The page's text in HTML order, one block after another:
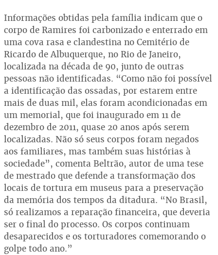
Informações obtidas pela família indicam que o
corpo de Ramires foi carbonizado e enterrado em
uma cova rasa e clandestina no Cemitério de
Ricardo de Albuquerque, no Rio de Janeiro,
localizada na década de 90, junto de outras
pessoas não identificadas. “Como não foi possível
a identificação das ossadas, por estarem entre
mais de duas mil, elas foram acondicionadas em
um memorial, que foi inaugurado em 11 de
dezembro de 2011, quase 20 anos após serem
localizadas. Não só seus corpos foram negados
aos familiares, mas também suas histórias à
sociedade”, comenta Beltrão, autor de uma tese
de mestrado que defende a transformação dos
locais de tortura em museus para a preservação
da memória dos tempos da ditadura. “No Brasil,
só realizamos a reparação financeira, que deveria
ser o final do processo. Os corpos continuam
desaparecidos e os torturadores comemorando o
golpe todo ano.”